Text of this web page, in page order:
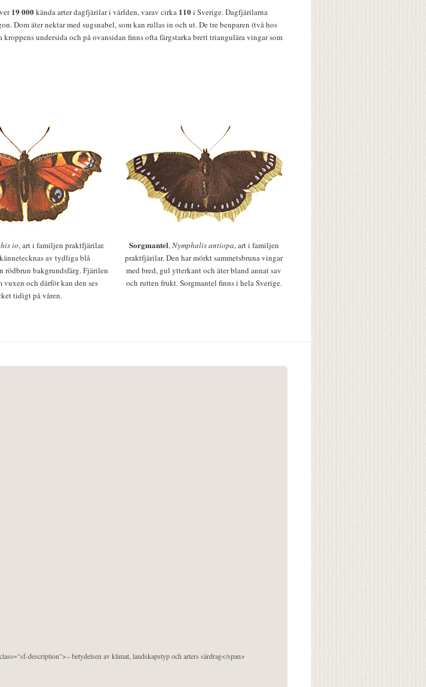
19 000kända arter dagfjärilar i världen, varav cirka 110i Sverige. Dagfjärilarna
Dom äter nektar med sugsnabel, som kan rullas in och ut. De tre benparen (två hos
undersida och på ovansidan finns ofta färgstarka brett triangulära vingar som
io, art i familjen praktfjärilar.
av tydliga blå
rödbrun bakgrundsfärg. Fjärilen
vuxen och därför kan den ses
tidigt på våren.
Sorgmantel,Nymphalis antiopa, art i familjen
praktfjärilar. Den har mörkt sammetsbruna vingar
med bred, gul ytterkant och äter bland annat sav
och rutten frukt. Sorgmantel finns i hela Sverige.
description">– betydelsen av klimat, landskapstyp och arters särdrag</span>